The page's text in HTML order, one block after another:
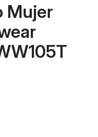
Mujer